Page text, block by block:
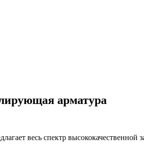
арматура
весь спектр